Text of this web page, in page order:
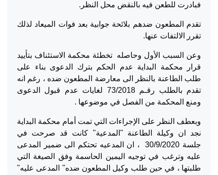
فبادرت للطعن فيه بالنقض محل النظر.
تقدم المطعون ضدهم بلائحة جوابية بعد فوات الميعاد لذلك
تقرر الالتفات عنها.
وعن السبب الأول وحاصله تخطئة محكمة الاستئناف بتأييد
قرار محكمة البداية عدم الحكم بترك الدعوى بناء على
طلب الطاعنة بالنظر الى معارضة المطعون ضده ، رغم انه
تقدم بالطلب رقـم 73/2018 لغايات عدم قبول الدعوى
ومنع المحكمة من الفصل في موضوعها .
وبعطف النظر على الإجراءات التي تمت أمام محكمة البداية
نجد ان وكيلة الطاعنة "المدعية" كانت قد صرحت في
جلسة 30/9/2020 ، ان المدعيه تحتكم الى ضمير المدعى
عليه وترغب في توجيه اليمين الحاسمة وفق الصيغة التي
طلبتها ، في حين طلب وكيل المطعون ضده" المدعى عليه"